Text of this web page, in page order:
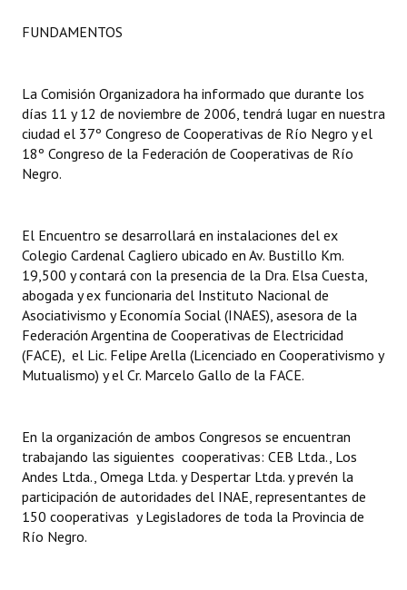
Actas de Audiencias Públicas
NORMATIVA
Comunicaciones
Resoluciones
Resoluciones de Presidencia
INSTITUCIONAL
Antiguos Pobladores
Registros y Distinciones
Datos Históricos
Premio al Mérito - Registro
FUNDAMENTOS
La Comisión Organizadora ha informado que durante los
días 11 y 12 de noviembre de 2006, tendrá lugar en nuestra
ciudad el 37º Congreso de Cooperativas de Río Negro y el
18º Congreso de la Federación de Cooperativas de Río
Negro.
El Encuentro se desarrollará en instalaciones del ex
Colegio Cardenal Cagliero ubicado en Av. Bustillo Km.
19,500 y contará con la presencia de la Dra. Elsa Cuesta,
abogada y ex funcionaria del Instituto Nacional de
Asociativismo y Economía Social (INAES), asesora de la
Federación Argentina de Cooperativas de Electricidad
(FACE), el Lic. Felipe Arella (Licenciado en Cooperativismo y
Mutualismo) y el Cr. Marcelo Gallo de la FACE.
En la organización de ambos Congresos se encuentran
trabajando las siguientes cooperativas: CEB Ltda., Los
Andes Ltda., Omega Ltda. y Despertar Ltda. y prevén la
participación de autoridades del INAE, representantes de
150 cooperativas y Legisladores de toda la Provincia de
Río Negro.